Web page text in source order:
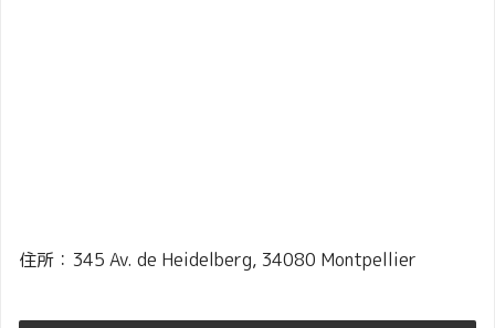
住所：345 Av. de Heidelberg, 34080 Montpellier